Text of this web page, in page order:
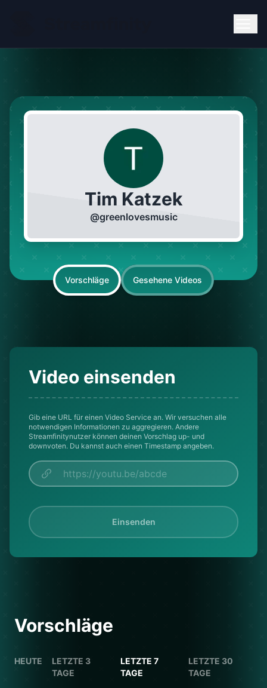
Tim Katzek
@greenlovesmusic
Vorschläge Gesehene Videos
Video einsenden
Gib eine URL für einen Video Service an. Wir versuchen alle
notwendigen Informationen zu aggregieren. Andere
Streamfinitynutzer können deinen Vorschlag up- und
downvoten. Du kannst auch einen Timestamp angeben.
Einsenden
Vorschläge
HEUTE
LETZTE 3
TAGE
LETZTE 7
TAGE
LETZTE 30
TAGE